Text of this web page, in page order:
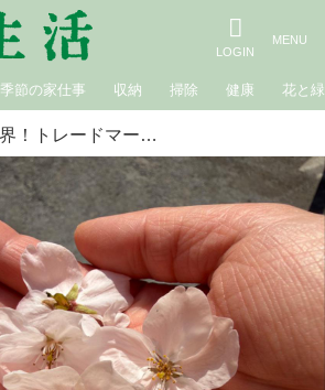
季節の家仕事 収納 掃除 健康 花と緑
ついに限界！トレードマークの“三つ編み”をばっさり。44歳の髪型宣言｜たんぽぽ白鳥久美子の手づくり暮らし